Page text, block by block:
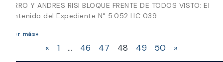
BARRO Y ANDRES RISI BLOQUE FRENTE DE TODOS VISTO: El
contenido del Expediente N° 5.052 HC 039 –
Leer más»
« 1 … 46 47 48 49 50 »